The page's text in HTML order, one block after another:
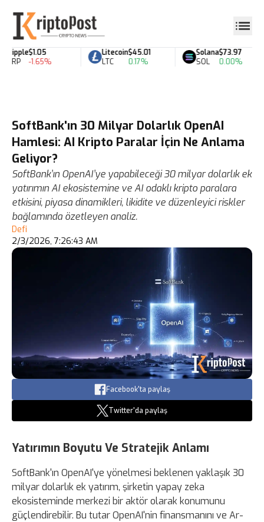
Ripple
XRP
$1.05
-1.65%
Litecoin
LTC
$45.01
0.17%
Solana
SOL
$73.97
0.00%
SoftBank'ın 30 Milyar Dolarlık OpenAI
Hamlesi: AI Kripto Paralar İçin Ne Anlama
Geliyor?
SoftBank’ın OpenAI’ye yapabileceği 30 milyar dolarlık ek
yatırımın AI ekosistemine ve AI odaklı kripto paralara
etkisini, piyasa dinamikleri, likidite ve düzenleyici riskler
bağlamında özetleyen analiz.
Defi
2/3/2026, 7:26:43 AM
Facebook'ta paylaş
Twitter'da paylaş
Yatırımın Boyutu Ve Stratejik Anlamı
SoftBank'ın OpenAI'ye yönelmesi beklenen yaklaşık 30
milyar dolarlık ek yatırım, şirketin yapay zeka
ekosisteminde merkezi bir aktör olarak konumunu
güçlendirebilir. Bu tutar OpenAI'nin finansmanını ve Ar-